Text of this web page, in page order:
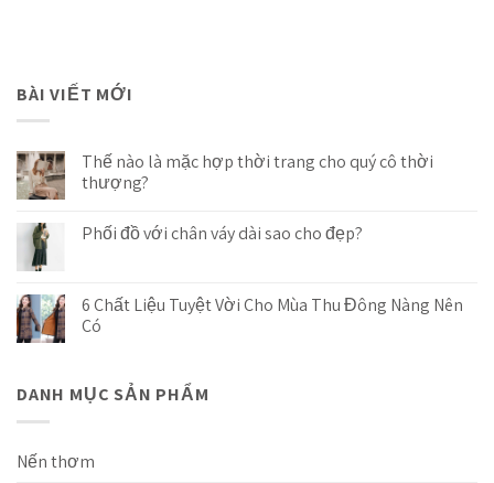
BÀI VIẾT MỚI
Thế nào là mặc hợp thời trang cho quý cô thời
thượng?
Phối đồ với chân váy dài sao cho đẹp?
6 Chất Liệu Tuyệt Vời Cho Mùa Thu Đông Nàng Nên
Có
DANH MỤC SẢN PHẨM
Nến thơm